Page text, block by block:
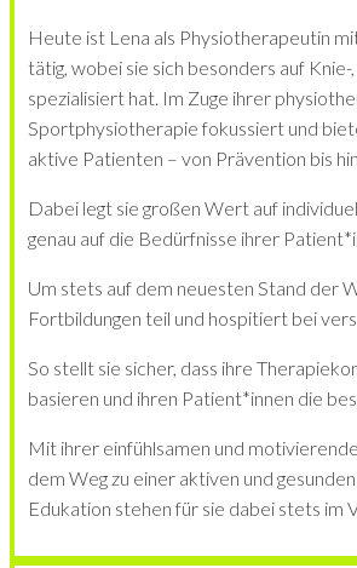
Heute ist Lena als Physiotherapeutin
tätig, wobei sie sich besonders auf
spezialisiert hat. Im Zuge ihrer
Sportphysiotherapie fokussiert und
aktive Patienten – von Prävention bis
Dabei legt sie großen Wert auf
genau auf die Bedürfnisse ihrer
Um stets auf dem neuesten Stand der
Fortbildungen teil und hospitiert bei
So stellt sie sicher, dass ihre
basieren und ihren Patient*innen die
Mit ihrer einfühlsamen und
dem Weg zu einer aktiven und
Edukation stehen für sie dabei stets im